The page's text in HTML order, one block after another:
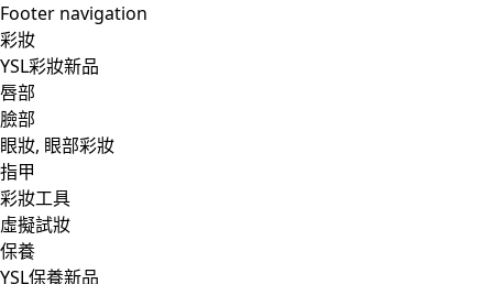
Footer navigation
彩妝
YSL彩妝新品
唇部
臉部
眼妝, 眼部彩妝
指甲
彩妝工具
虛擬試妝
保養
YSL保養新品